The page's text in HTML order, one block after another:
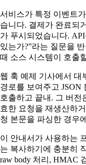
서비스가 특정 이벤트
습니다. 결제가 완료되
가 푸시되었습니다.
있는가?”라는 질문을
때 소스 시스템이 호출
웹 훅 예제 기사에서 대
경로를 보여주고 JSON
호출하고 끝내. 그 버전
효한 요청을 재생산하
청 본문을 파싱한 경우
이 안내서가 사용하는
는 복사하기에 충분히
raw body 처리, HMAC